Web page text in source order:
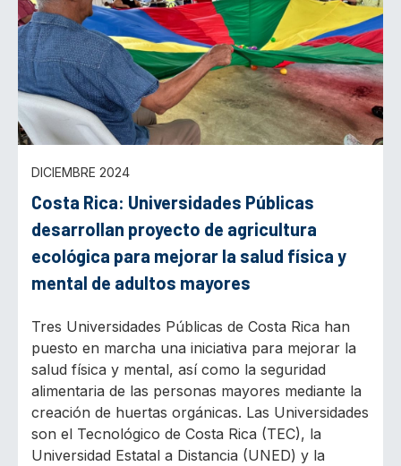
DICIEMBRE 2024
Costa Rica: Universidades Públicas
desarrollan proyecto de agricultura
ecológica para mejorar la salud física y
mental de adultos mayores
Tres Universidades Públicas de Costa Rica han
puesto en marcha una iniciativa para mejorar la
salud física y mental, así como la seguridad
alimentaria de las personas mayores mediante la
creación de huertas orgánicas. Las Universidades
son el Tecnológico de Costa Rica (TEC), la
Universidad Estatal a Distancia (UNED) y la